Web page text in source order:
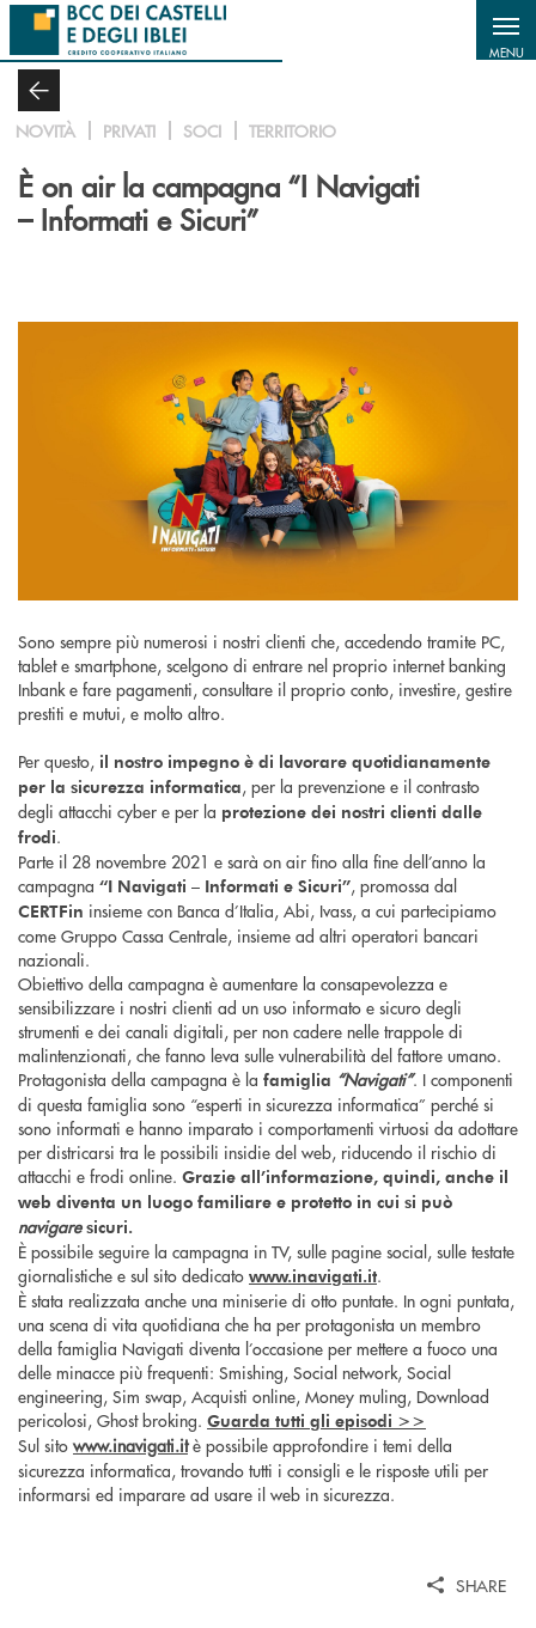
Salta al contenuto principale
MENU
NOVITÀ PRIVATI SOCI TERRITORIO
È on air la campagna “I Navigati
– Informati e Sicuri”
Sono sempre più numerosi i nostri clienti che, accedendo tramite PC,
tablet e smartphone, scelgono di entrare nel proprio internet banking
Inbank e fare pagamenti, consultare il proprio conto, investire, gestire
prestiti e mutui, e molto altro.
Per questo, il nostro impegno è di lavorare quotidianamente
per la sicurezza informatica, per la prevenzione e il contrasto
degli attacchi cyber e per la protezione dei nostri clienti dalle
frodi.
Parte il 28 novembre 2021 e sarà on air fino alla fine dell’anno la
campagna “I Navigati – Informati e Sicuri”, promossa dal
CERTFin insieme con Banca d’Italia, Abi, Ivass, a cui partecipiamo
come Gruppo Cassa Centrale, insieme ad altri operatori bancari
nazionali.
Obiettivo della campagna è aumentare la consapevolezza e
sensibilizzare i nostri clienti ad un uso informato e sicuro degli
strumenti e dei canali digitali, per non cadere nelle trappole di
malintenzionati, che fanno leva sulle vulnerabilità del fattore umano.
Protagonista della campagna è la famiglia “Navigati”. I componenti
di questa famiglia sono “esperti in sicurezza informatica” perché si
sono informati e hanno imparato i comportamenti virtuosi da adottare
per districarsi tra le possibili insidie del web, riducendo il rischio di
attacchi e frodi online. Grazie all’informazione, quindi, anche il
web diventa un luogo familiare e protetto in cui si può
navigaresicuri.
È possibile seguire la campagna in TV, sulle pagine social, sulle testate
giornalistiche e sul sito dedicato www.inavigati.it.
È stata realizzata anche una miniserie di otto puntate. In ogni puntata,
una scena di vita quotidiana che ha per protagonista un membro
della famiglia Navigati diventa l’occasione per mettere a fuoco una
delle minacce più frequenti: Smishing, Social network, Social
engineering, Sim swap, Acquisti online, Money muling, Download
pericolosi, Ghost broking. Guarda tutti gli episodi >>
Sul sitowww.inavigati.itè possibile approfondire i temi della
sicurezza informatica, trovando tutti i consigli e le risposte utili per
informarsi ed imparare ad usare il web in sicurezza.
SHARE